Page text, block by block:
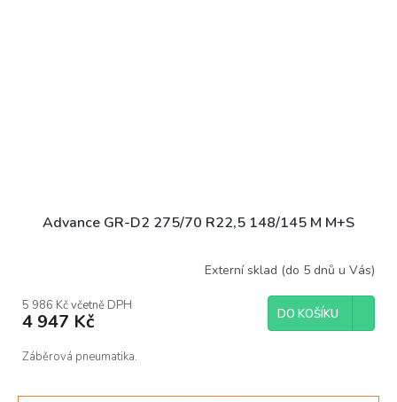
Advance GR-D2 275/70 R22,5 148/145 M M+S
Externí sklad (do 5 dnů u Vás)
5 986 Kč včetně DPH
4 947 Kč DO KOŠÍKU
Záběrová pneumatika.